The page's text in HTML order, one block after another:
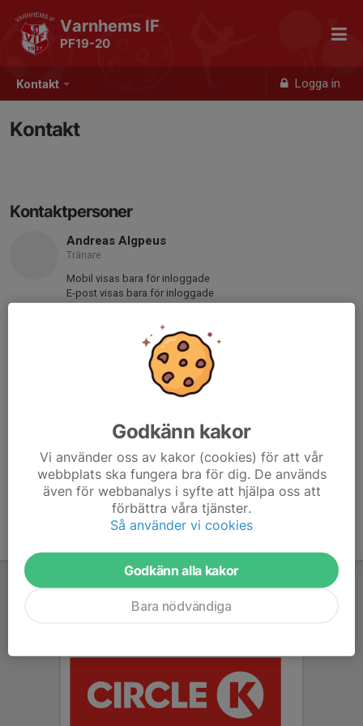
Kontakt Logga in
Varnhems IF
PF19-20
Kontakt
Kontaktpersoner
Andreas Algpeus
Tränare
Mobil visas bara för inloggade
E-post visas bara för inloggade
Mobil visas bara för inloggade
E-post visas bara för inloggade
Mobil visas bara för inloggade
E-post visas bara för inloggade
Godkänn kakor
Vi använder oss av kakor (cookies) för att vår
webbplats ska fungera bra för dig. De används
även för webbanalys i syfte att hjälpa oss att
förbättra våra tjänster.
Så använder vi cookies
Godkänn alla kakor
Bara nödvändiga